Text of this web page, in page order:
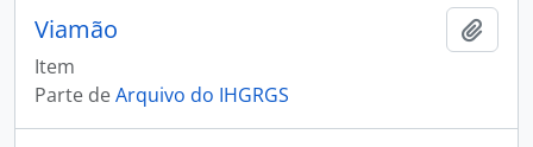
Viamão
Item
Parte deArquivo do IHGRGS